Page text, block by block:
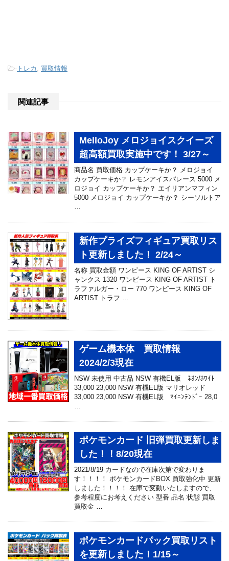
- トレカ , 買取情報
関連記事
MelloJoy メロジョイスクイーズ
超高額買取実施中です！ 3/27～
商品名 買取価格 カップケーキか？ メロジョイ
カップケーキか？ レモンアイスパレース 5000 メ
ロジョイ カップケーキか？ エイリアンマフィン
5000 メロジョイ カップケーキか？ シーソルトア
…
新作プライズフィギュア買取リス
ト更新しました！ 2/24～
名称 買取金額 ワンピース KING OF ARTIST シ
ャンクス 1320 ワンピース KING OF ARTIST ト
ラファルガー・ロー 770 ワンピース KING OF
ARTIST トラフ …
ゲーム機本体 買取情報
2024/2/3現在
NSW 未使用 中古品 NSW 有機EL版 ﾈｵﾝ/ﾎﾜｲﾄ
33,000 23,000 NSW 有機EL版 マリオレッド
33,000 23,000 NSW 有機EL版 ﾏｲﾆﾝﾃﾝﾄﾞｰ 28,0
…
ポケモンカード 旧弾買取更新しま
した！！8/20現在
2021/8/19 カードなので在庫次第で変わりま
す！！！！ ポケモンカードBOX 買取強化中 更新
しました！！！！ 在庫で変動いたしますので、
参考程度にお考えください 型番 品名 状態 買取
買取金 …
ポケモンカードパック買取リスト
を更新しました！1/15～